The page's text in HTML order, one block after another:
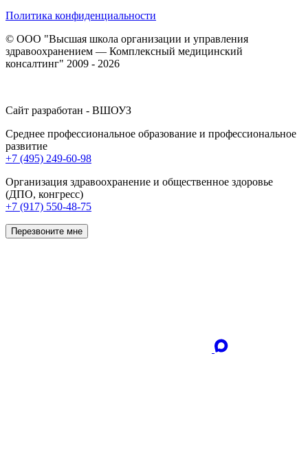
Политика конфиденциальности
© ООО "Высшая школа организации и управления
здравоохранением — Комплексный медицинский
консалтинг" 2009 - 2026
Сайт разработан - ВШОУЗ
Среднее профессиональное образование и профессиональное
развитие
+7 (495) 249-60-98
Организация здравоохранение и общественное здоровье
(ДПО, конгресс)
+7 (917) 550-48-75
Перезвоните мне